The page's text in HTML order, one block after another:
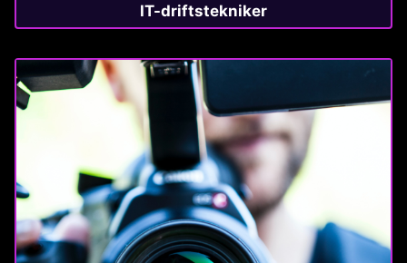
IT-driftstekniker